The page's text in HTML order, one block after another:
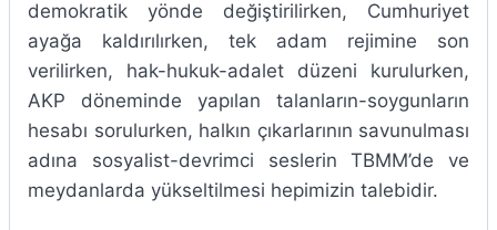
demokratik yönde değiştirilirken, Cumhuriyet
ayağa kaldırılırken, tek adam rejimine son
verilirken, hak-hukuk-adalet düzeni kurulurken,
AKP döneminde yapılan talanların-soygunların
hesabı sorulurken, halkın çıkarlarının savunulması
adına sosyalist-devrimci seslerin TBMM’de ve
meydanlarda yükseltilmesi hepimizin talebidir.